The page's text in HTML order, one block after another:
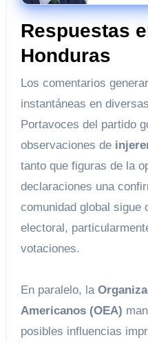
contra el
Respuestas
Honduras
Los comentarios
instantáneas en
Portavoces del partido
observaciones de
tanto que figuras de la
declaraciones una
comunidad global sigue
electoral,
votaciones.
En paralelo, la
Americanos (OEA)
posibles influencias